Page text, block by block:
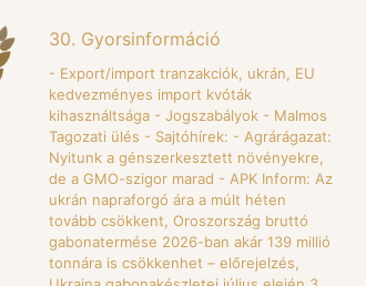
30. Gyorsinformáció
- Export/import tranzakciók, ukrán, EU
kedvezményes import kvóták
kihasználtsága - Jogszabályok - Malmos
Tagozati ülés - Sajtóhírek: - Agrárágazat:
Nyitunk a génszerkesztett növényekre,
de a GMO-szigor marad - APK Inform: Az
ukrán napraforgó ára a múlt héten
tovább csökkent, Oroszország bruttó
gabonatermése 2026-ban akár 139 millió
tonnára is csökkenhet – előrejelzés,